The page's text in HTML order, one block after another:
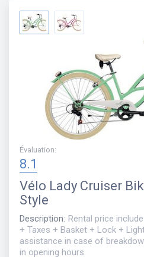
Évaluation:
8.1
Vélo Lady Cruiser
Style
Description: Rental price
+ Taxes + Basket + Lock +
assistance in case of
in opening hours.